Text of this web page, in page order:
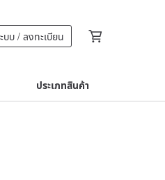
บบ / ลงทะเบียน
ประเภทสินค้า